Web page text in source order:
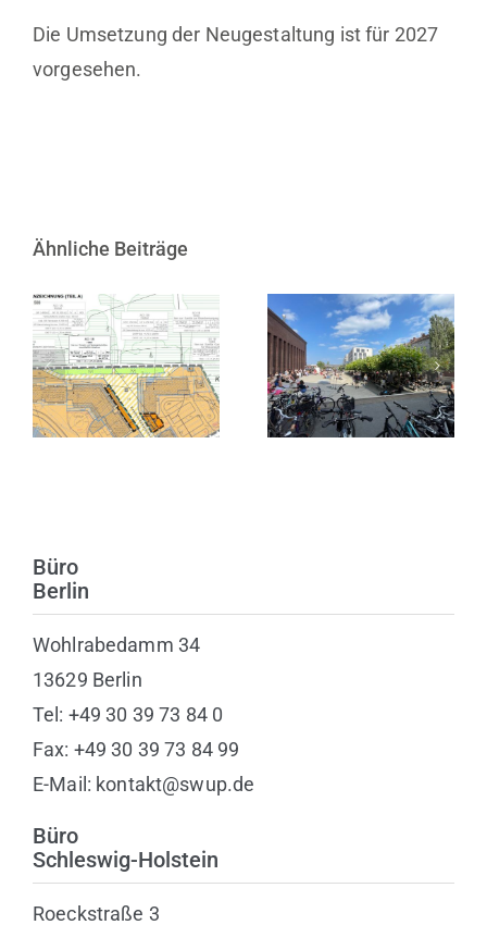
Die Umsetzung der Neugestaltung ist für 2027
vorgesehen.
Ähnliche Beiträge
Satzungsbeschluss
zur 1. Änderung
des
Bebauungsplans
Nr. 3 in
Heiligenhafen
10 Jahre KINDL
– Zentrum für
zeitgenössische
Kunst
Büro
Berlin
Wohlrabedamm 34
13629 Berlin
Tel: +49 30 39 73 84 0
Fax: +49 30 39 73 84 99
E-Mail: kontakt@swup.de
Büro
Schleswig-Holstein
Roeckstraße 3